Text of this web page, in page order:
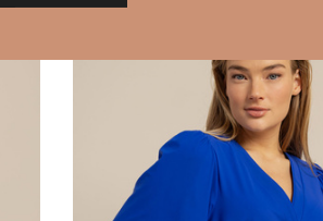
zwart dessin